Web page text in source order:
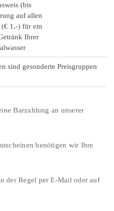
(bis
auf allen
(€ 1,-) für ein
Ihrer
sind gesonderte Preisgruppen
Barzahlung an unserer
benötigen wir Ihre
der Regel per E-Mail oder auf